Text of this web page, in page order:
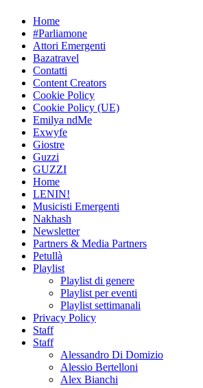
Skip
content
Home
#Parliamone
Attori Emergenti
Bazatravel
Contatti
Content Creators
Cookie Policy
Cookie Policy (UE)
Emilya ndMe
Exwyfe
Giostre
Guzzi
GUZZI
Home
LENIN!
Musicisti Emergenti
Nakhash
Newsletter
Partners & Media Partners
Petullà
Playlist
Playlist di genere
Playlist per eventi
Playlist settimanali
Privacy Policy
Staff
Staff
Alessandro Di Domizio
Alessio Bertelloni
Alex Bianchi